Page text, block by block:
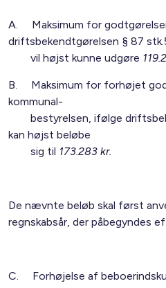
A. Maksimum for
driftsbekendtgørelsen § 87
vil højst kunne udgøre
B. Maksimum for forhøjet
kommunal-
bestyrelsen, ifølge
kan højst beløbe
sig til 173.283 kr.
De nævnte beløb skal først
regnskabsår, der påbegyndes
C. Forhøjelse af